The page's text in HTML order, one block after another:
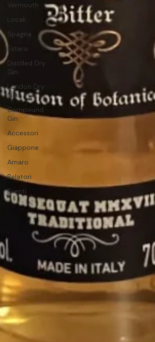
Vermouth
Locali
Spagna
Estero
Distilled Dry
Gin
London Dry
Gin
Compound
Gin
Accessori
Giappone
Amaro
Relatori
Eventi